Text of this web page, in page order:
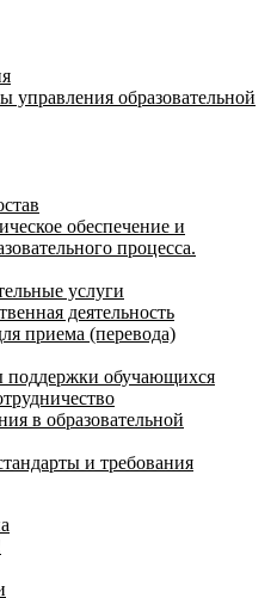
управления образовательной
обеспечение и
процесса.
услуги
деятельность
приема (перевода)
обучающихся
в образовательной
и требования